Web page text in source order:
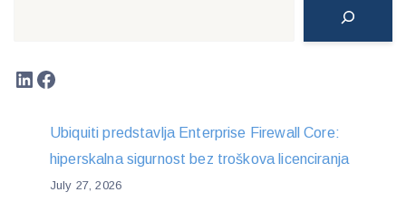
LinkedIn
Facebook
Ubiquiti predstavlja Enterprise Firewall Core:
hiperskalna sigurnost bez troškova licenciranja
July 27, 2026